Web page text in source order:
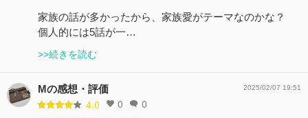
家族の話が多かったから、家族愛がテーマなのかな？
個人的には5話が一…
>>続きを読む
Mの感想・評価
4.0 0 0
2025/02/07 19:51